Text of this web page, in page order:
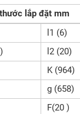
lắp đặt mm
l1 (6)
l2 (20)
K (964)
g (658)
F(20 )